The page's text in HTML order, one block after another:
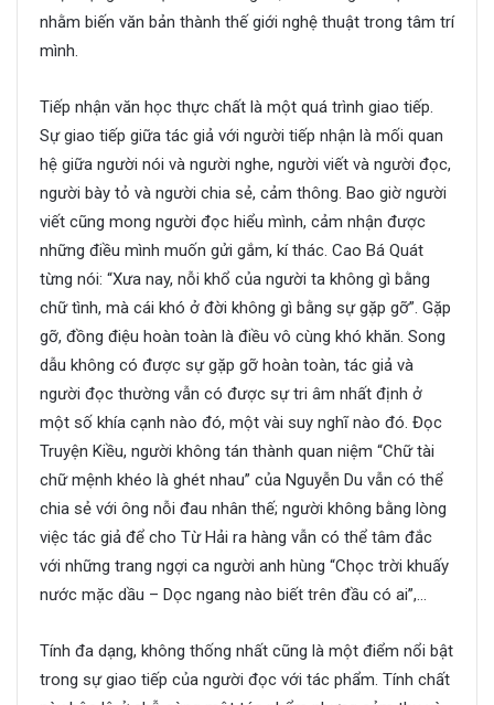
nhằm biến văn bản thành thế giới nghệ thuật trong tâm trí
mình.
Tiếp nhận văn học thực chất là một quá trình giao tiếp.
Sự giao tiếp giữa tác giả với người tiếp nhận là mối quan
hệ giữa người nói và người nghe, người viết và người đọc,
người bày tỏ và người chia sẻ, cảm thông. Bao giờ người
viết cũng mong người đọc hiểu mình, cảm nhận được
những điều mình muốn gửi gắm, kí thác. Cao Bá Quát
từng nói: “Xưa nay, nỗi khổ của người ta không gì bằng
chữ tình, mà cái khó ở đời không gì bằng sự gặp gỡ”. Gặp
gỡ, đồng điệu hoàn toàn là điều vô cùng khó khăn. Song
dẫu không có được sự gặp gỡ hoàn toàn, tác giả và
người đọc thường vẫn có được sự tri âm nhất định ở
một số khía cạnh nào đó, một vài suy nghĩ nào đó. Đọc
Truyện Kiều, người không tán thành quan niệm “Chữ tài
chữ mệnh khéo là ghét nhau” của Nguyễn Du vẫn có thể
chia sẻ với ông nỗi đau nhân thế; người không bằng lòng
việc tác giả để cho Từ Hải ra hàng vẫn có thể tâm đắc
với những trang ngợi ca người anh hùng “Chọc trời khuấy
nước mặc dầu – Dọc ngang nào biết trên đầu có ai”,…
Tính đa dạng, không thống nhất cũng là một điểm nổi bật
trong sự giao tiếp của người đọc với tác phẩm. Tính chất